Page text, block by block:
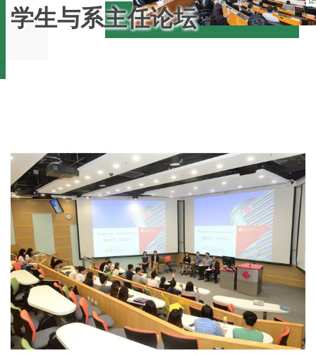
学生与系主任论坛